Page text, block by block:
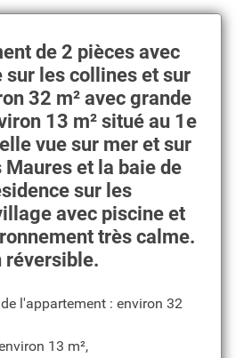
de 2 pièces avec
sur les collines et sur
32 m² avec grande
13 m² situé au 1e
vue sur mer et sur
Maures et la baie de
sur les
avec piscine et
très calme.
réversible.
l'appartement : environ 32
13 m²,